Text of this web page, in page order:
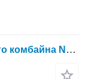
Гидроцилиндр для зерноуборочного комбайна New Holland TX36